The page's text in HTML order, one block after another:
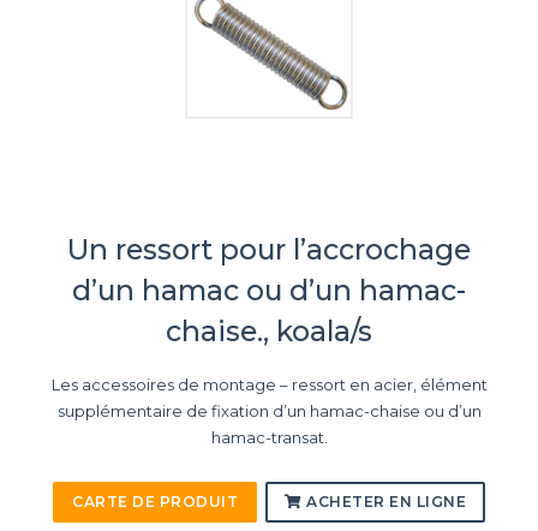
Un ressort pour l’accrochage
d’un hamac ou d’un hamac-
chaise., koala/s
Les accessoires de montage – ressort en acier, élément
supplémentaire de fixation d’un hamac-chaise ou d’un
hamac-transat.
CARTE DE PRODUIT ACHETER EN LIGNE